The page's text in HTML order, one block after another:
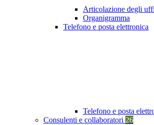
Articolazione degli
Organigramma
Telefono e posta elettronica
Telefono e posta
Consulenti e collaboratori 26